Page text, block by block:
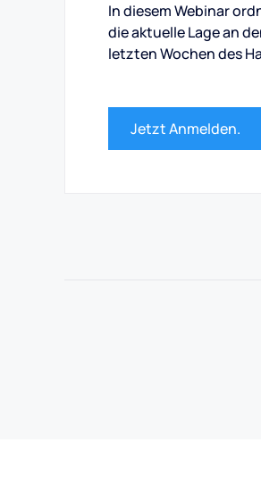
In diesem Webinar
die aktuelle Lage an
letzten Wochen des
Jetzt Anmelden.